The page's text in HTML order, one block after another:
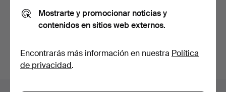
Crear cuenta
Mostrarte y promocionar noticias y
contenidos en sitios web externos.
Encontrarás más información en nuestra Política
de privacidad.